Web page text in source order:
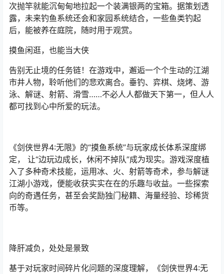
次抛竿就能沉甸甸地拉起一个装满银两的宝箱。据策划透
露，未来钓鱼系统还会和家园系统结合，一些鱼类钓起
后，能被养在庭院，随时用于观赏。
摸鱼闲逛，也能当大侠
告别无止境的任务链！在游戏中，邂逅一个个生动的江湖
市井人物，聆听他们的悲欢离合。垂钓、弈棋、烧烤、游
泳、解谜、射箭、滑雪……不必人人都做天下第一，但人人
都可找到心中所爱的玩法。
《剑侠世界4:无限》的“摸鱼系统”与玩家成长体系深度绑
定， 让“边玩边成长，休闲不掉队”成为现实。游戏深度植
入了多种奇术技能，运用冰、火、射箭等奇术，参与解谜
江湖小游戏，便能收获实实在在的乐趣与收益。一些探索
向的奇遇任务，甚至会奖励独门秘籍、海量经验、珍稀货
币等。
降肝减负，处处是景致
基于对玩家时间碎片化问题的深度理解，《剑侠世界4:无